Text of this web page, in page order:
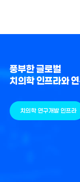
풍부한 글로벌
치의학 인프라와
치의학 연구개발 인프라